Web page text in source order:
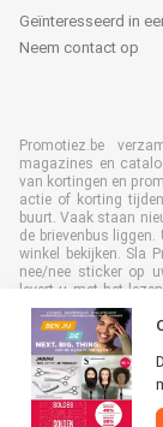
Geïnteresseerd in
Neem contact op
Promotiez.be
magazines en
van kortingen en
actie of korting
buurt. Vaak staan
de brievenbus
winkel bekijken. Sla
nee/nee sticker op
levert u met het
terugdringen van